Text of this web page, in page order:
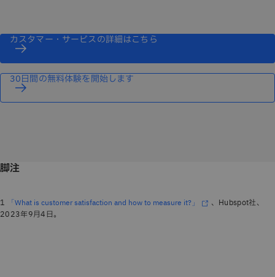
カスタマー・サービスの詳細はこちら
30日間の無料体験を開始します
脚注
1 「What is customer satisfaction and how to measure it?」
、Hubspot社、
2023年9月4日。